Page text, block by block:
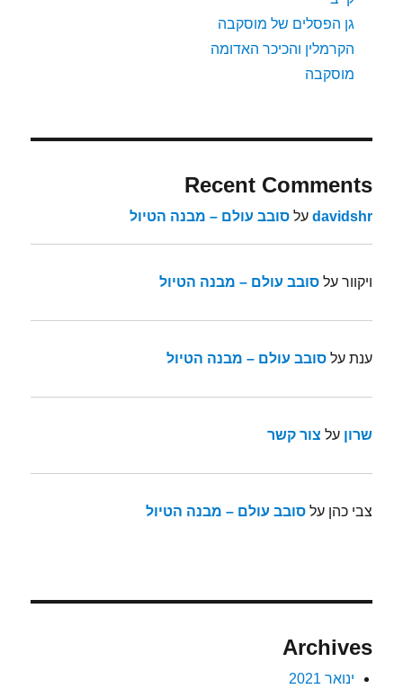
גן הפסלים של מוסקבה
הקרמלין והכיכר האדומה
מוסקבה
Recent Comments
davidshr עלסובב עולם – מבנה הטיול
ויקוור עלסובב עולם – מבנה הטיול
ענת עלסובב עולם – מבנה הטיול
שרון על צור קשר
צבי כהן עלסובב עולם – מבנה הטיול
Archives
ינואר 2021